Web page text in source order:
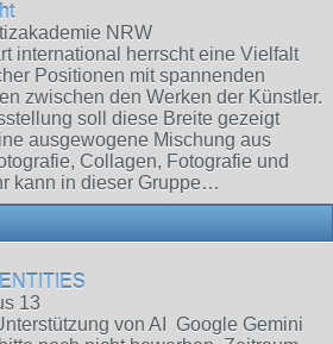
NRW
international herrscht eine Vielfalt
Positionen mit spannenden
zwischen den Werken der Künstler.
soll diese Breite gezeigt
ausgewogene Mischung aus
Collagen, Fotografie und
kann in dieser Gruppe…
13
von AI Google Gemini